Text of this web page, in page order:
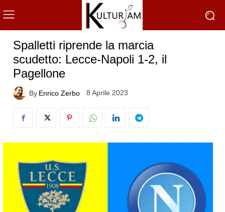
Spalletti riprende la marcia
scudetto: Lecce-Napoli 1-2, il
Pagellone
By Enrico Zerbo 8 Aprile 2023